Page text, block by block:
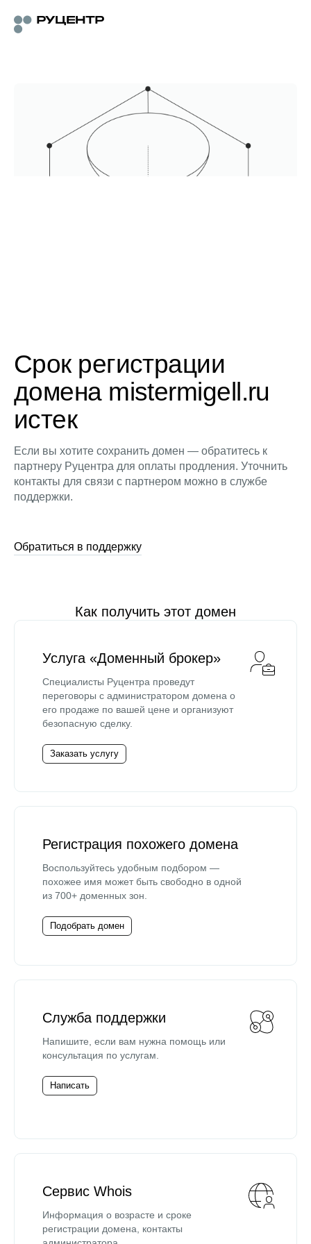
Срок регистрации
домена mistermigell.ru
истек
Если вы хотите сохранить домен — обратитесь к
партнеру Руцентра для оплаты продления. Уточнить
контакты для связи с партнером можно в службе
поддержки.
Обратиться в поддержку
Как получить этот домен
Услуга «Доменный брокер»
Специалисты Руцентра проведут
переговоры с администратором домена о
его продаже по вашей цене и организуют
безопасную сделку.
Заказать услугу
Регистрация похожего домена
Воспользуйтесь удобным подбором —
похожее имя может быть свободно в одной
из 700+ доменных зон.
Подобрать домен
Служба поддержки
Напишите, если вам нужна помощь или
консультация по услугам.
Написать
Сервис Whois
Информация о возрасте и сроке
регистрации домена, контакты